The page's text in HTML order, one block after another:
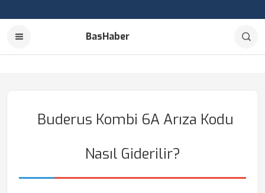
BasHaber
Buderus Kombi 6A Arıza Kodu
Nasıl Giderilir?